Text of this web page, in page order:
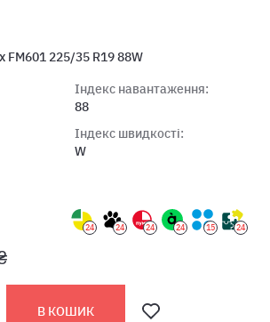
FM601 225/35 R19 88W
Індекс навантаження:
88
Індекс швидкості:
W
24 24 24 24 15 24
В КОШИК